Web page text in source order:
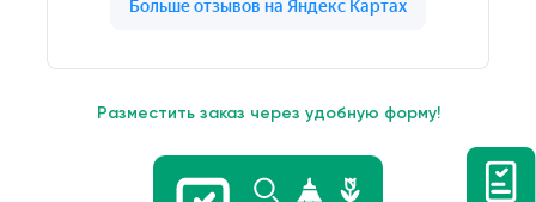
Разместить заказ через удобную форму!